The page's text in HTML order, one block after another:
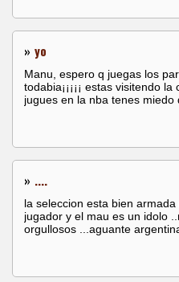
» yo
Manu, espero q juegas los
todabia¡¡¡¡¡ estas visitendo
jugues en la nba tenes
» ....
la seleccion esta bien
jugador y el mau es un idolo
orgullosos ...aguante